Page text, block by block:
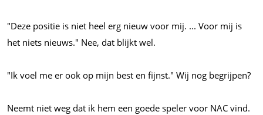
"Deze positie is niet heel erg nieuw voor mij. ... Voor mij is
het niets nieuws." Nee, dat blijkt wel.
"Ik voel me er ook op mijn best en fijnst." Wij nog begrijpen?
Neemt niet weg dat ik hem een goede speler voor NAC vind.